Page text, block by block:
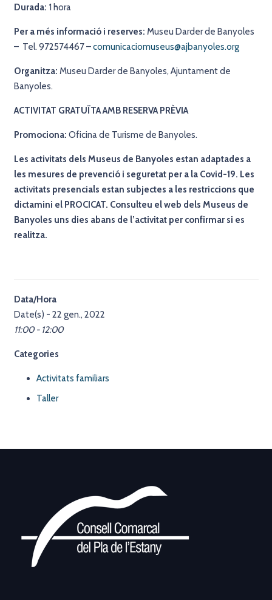
Durada: 1 hora
Per a més informació i reserves: Museu Darder de Banyoles
– Tel. 972574467 –comunicaciomuseus@ajbanyoles.org
Organitza: Museu Darder de Banyoles, Ajuntament de
Banyoles.
ACTIVITAT GRATUÏTA AMB RESERVA PRÈVIA
Promociona: Oficina de Turisme de Banyoles.
Les activitats dels Museus de Banyoles estan adaptades a
les mesures de prevenció i seguretat per a la Covid-19. Les
activitats presencials estan subjectes a les restriccions que
dictamini el PROCICAT. Consulteu el web dels Museus de
Banyoles uns dies abans de l’activitat per confirmar si es
realitza.
Data/Hora
Date(s) - 22 gen., 2022
11:00 - 12:00
Categories
Activitats familiars
Taller